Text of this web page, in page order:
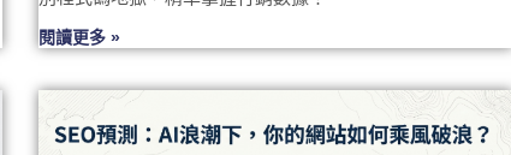
閱讀更多 »